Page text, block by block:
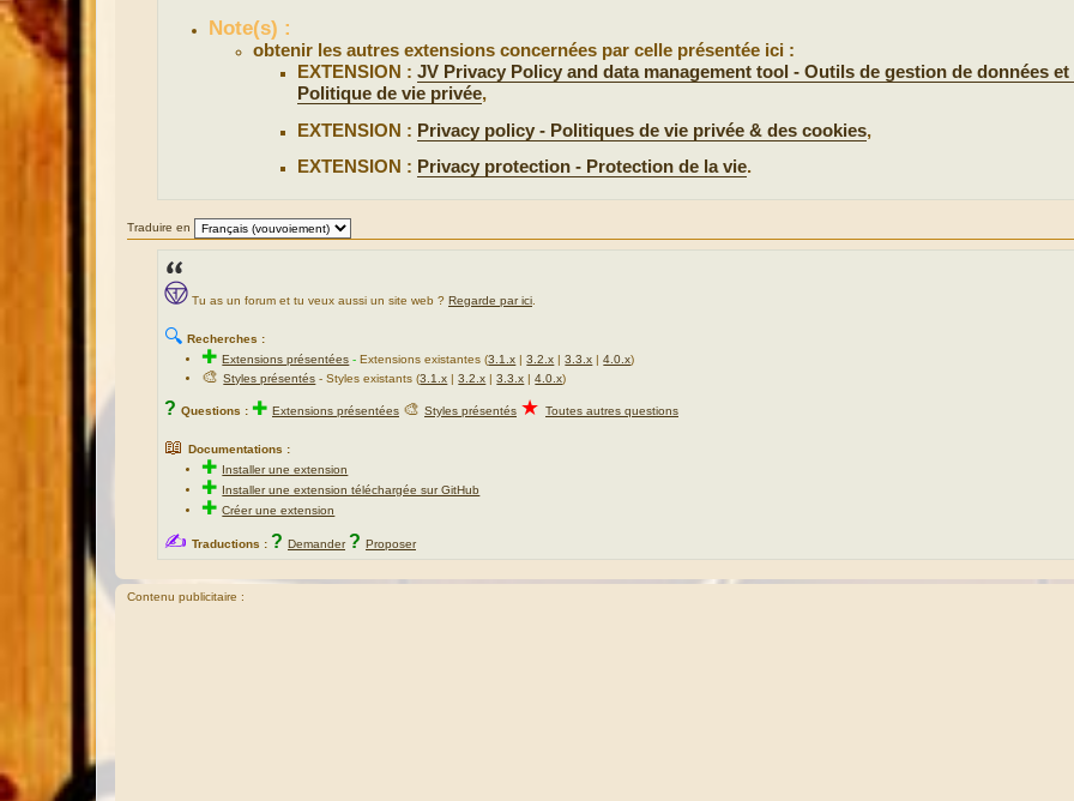
Note(s) :
obtenir les autres extensions concernées par celle présentée ici :
EXTENSION :JV Privacy Policy and data management tool - Outils de gestion de données et
Politique de vie privée,
EXTENSION : Privacy policy - Politiques de vie privée & des cookies,
EXTENSION : Privacy protection - Protection de la vie.
Traduire en
Tu as un forum et tu veux aussi un site web ? Regarde par ici
🔍 Recherches :
✚Extensions présentées -Extensions existantes (3.1.x |3.2.x |3.3.x |4.0.x)
🎨Styles présentés - Styles existants (3.1.x |3.2.x |3.3.x |4.0.x)
? Questions : ✚ Extensions présentées 🎨 Styles présentés ★ Toutes autres questions
📖 Documentations :
✚ Installer une extension
✚ Installer une extension téléchargée sur GitHub
✚Créer une extension
✍ Traductions : ? Demander ? Proposer
Contenu publicitaire :